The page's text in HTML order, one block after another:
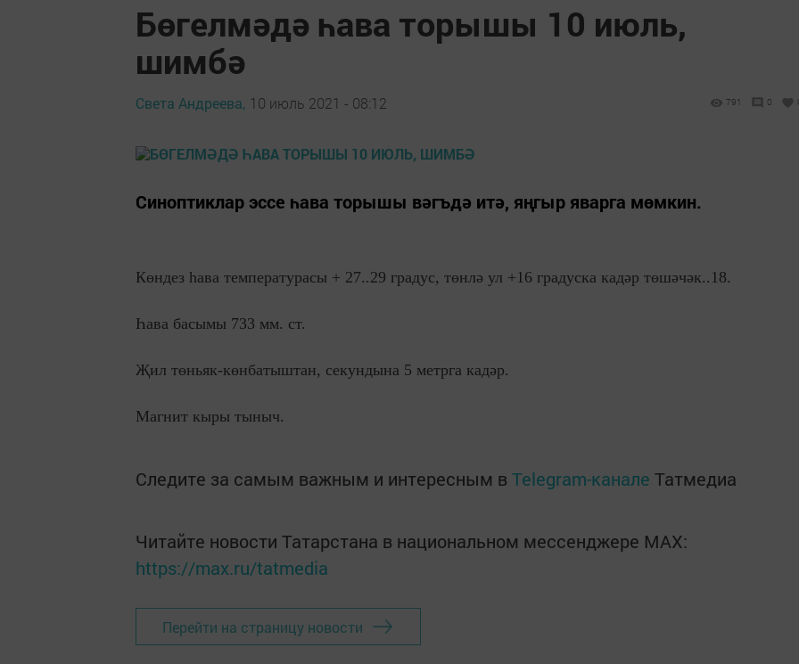
Бөгелмәдә һава торышы 10 июль,
шимбә
Света Андреева, 10 июль 2021 - 08:12 791 0
Синоптиклар эссе һава торышы вәгъдә итә, яңгыр яварга мөмкин.
Көндез һава температурасы + 27..29 градус, төнлә ул +16 градуска кадәр төшәчәк..18.
Һава басымы 733 мм. ст.
Җил төньяк-көнбатыштан, секундына 5 метрга кадәр.
Магнит кыры тыныч.
Следите за самым важным и интересным в Telegram-канале Татмедиа
Читайте новости Татарстана в национальном мессенджере MАХ:
https://max.ru/tatmedia
Перейти на страницу новости